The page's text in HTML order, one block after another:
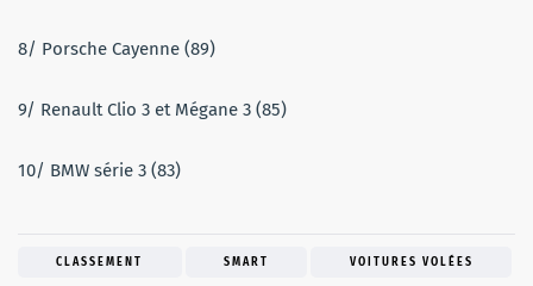
8/ Porsche Cayenne (89)
9/ Renault Clio 3 et Mégane 3 (85)
10/ BMW série 3 (83)
CLASSEMENT SMART VOITURES VOLÉES